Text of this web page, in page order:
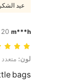
عيد الشكر
m***h
20 Jul,2026
لون: متعدد
لون: متعدد
bags.